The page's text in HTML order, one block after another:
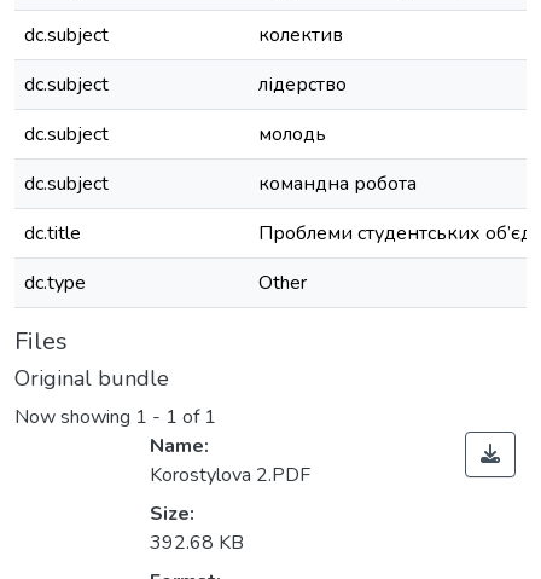
dc.subject
колектив
dc.subject
лідерство
dc.subject
молодь
dc.subject
командна робота
dc.title
Проблеми студентських
dc.type
Other
Files
Original bundle
Now showing 1 - 1 of 1
Name:
Korostylova 2.PDF
Size:
392.68 KB